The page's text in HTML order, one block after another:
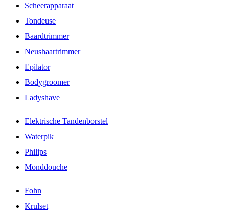
Scheerapparaat
Tondeuse
Baardtrimmer
Neushaartrimmer
Epilator
Bodygroomer
Ladyshave
Elektrische Tandenborstel
Waterpik
Philips
Monddouche
Fohn
Krulset